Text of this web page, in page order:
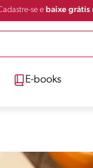
se ebaixe grátis
E-books